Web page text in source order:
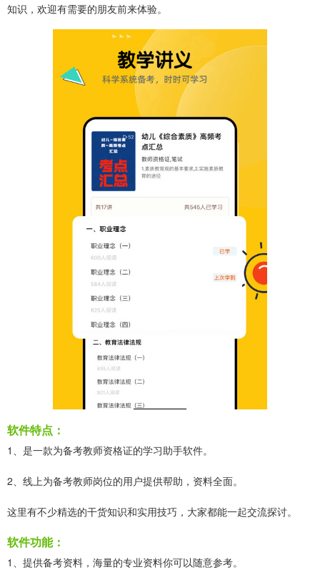
知识，欢迎有需要的朋友前来体验。
软件特点：
1、是一款为备考教师资格证的学习助手软件。
2、线上为备考教师岗位的用户提供帮助，资料全面。
这里有不少精选的干货知识和实用技巧，大家都能一起交流探讨。
软件功能：
1、提供备考资料，海量的专业资料你可以随意参考。